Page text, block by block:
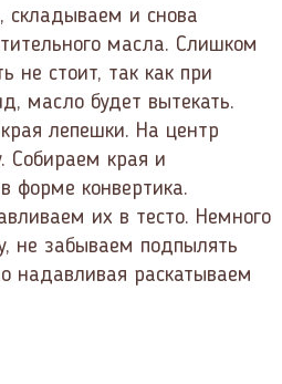
складываем и снова
масла. Слишком
не стоит, так как при
масло будет вытекать.
лепешки. На центр
Собираем края и
форме конвертика.
их в тесто. Немного
не забываем подпылять
надавливая раскатываем